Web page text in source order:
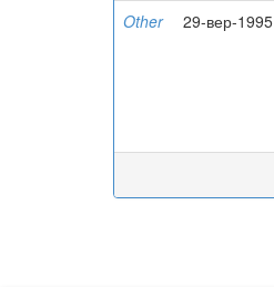
Other
29-вер-1995